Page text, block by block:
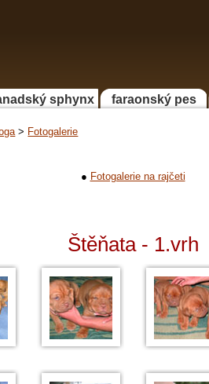
sphynx faraonský pes
> Fotogalerie
● Fotogalerie na rajčeti
Štěňata - 1.vrh